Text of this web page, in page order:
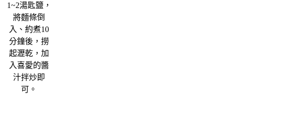
1~2湯匙鹽，
將麵條倒
入、約煮10
分鐘後，撈
起瀝乾，加
入喜愛的醬
汁拌炒即
可。